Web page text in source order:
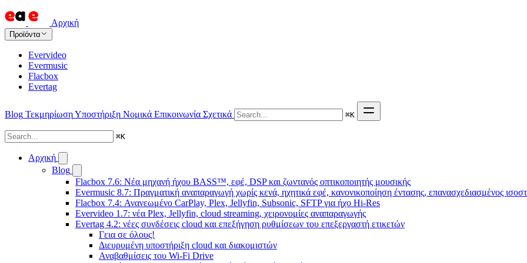
Αρχική
Προϊόντα
Evervideo
Evermusic
Flacbox
Evertag
Blog ΤεκμηρίωσηΥποστήριξη Νομικά Επικοινωνία Σχετικά ⌘K
⌘K
Αρχική
Blog
Flacbox 7.6: Νέα μηχανή ήχου BASS™, εφέ, DSP και ζωντανός οπτικοποιητής μουσικής
Evermusic 8.7: Πραγματική αναπαραγωγή χωρίς κενά, ηχητικά εφέ, κανονικοποίηση έντασης, επανασχεδιασμένος
Flacbox 7.4: Ανανεωμένο CarPlay, Plex, Jellyfin, Subsonic, SFTP για ήχο Hi-Res
Evervideo 1.7: νέα Plex, Jellyfin, cloud streaming, χειρονομίες αναπαραγωγής
Evertag 4.2: νέες συνδέσεις cloud και επεξήγηση ρυθμίσεων του επεξεργαστή ετικετών
Γεια σε όλους!
Διευρυμένη υποστήριξη cloud και διακομιστών
Αναβαθμίσεις του Wi-Fi Drive